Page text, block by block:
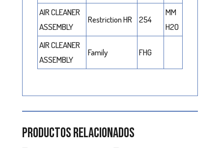
AIR CLEANER
ASSEMBLY
Restriction HR 254
MM
H2O
AIR CLEANER
ASSEMBLY
Family FHG
Productos relacionados